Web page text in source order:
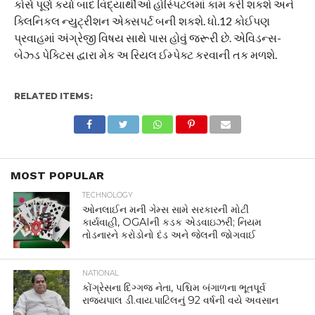
કોર્સ પૂર્ણ કર્યા બાદ વિદ્યાર્થીઓ હોસ્પિટલમાં કામ કરી શકશે અને
ક્લિનિકલ ન્યુટ્રીશન એક્સપર્ટ બની શકશે. ધો.12 કોઈપણ
પ્રવાહમાં અંગ્રેજી વિષય સાથે પાસ હોવું જરૂરી છે. એવિડન્સ-
બેઝ્ડ પેક્ટિસ દ્વારા મેક અ રિયલ ઈમ્પેક્ટ કરવાની તક મળશે.
RELATED ITEMS:
MOST POPULAR
TECHNOLOGY
ઓનલાઈન મની ગેમ્સ સામે સરકારની મોટી
કાર્યવાહી, OGAIની કડક એડવાઇઝરી; નિયમ
તોડનારને કરોડોનો દંડ અને જેલની જોગવાઈ
NATIONAL
કોંગ્રેસના દિગ્ગજ નેતા, પશ્ચિમ બંગાળના ભૂતપૂર્વ
રાજ્યપાલ ડી.વાય.પાટિલનું 92 વર્ષની વયે અવસાન